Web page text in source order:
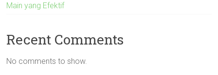
Main yang Efektif
Recent Comments
No comments to show.